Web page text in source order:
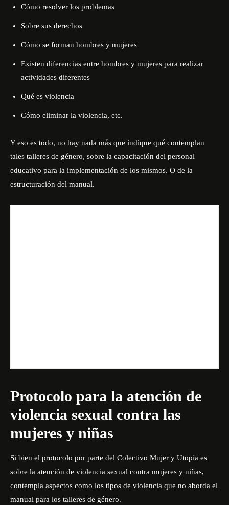
Cómo resolver los problemas
Sobre sus derechos
Cómo se forman hombres y mujeres
Existen diferencias entre hombres y mujeres para realizar
actividades diferentes
Qué es violencia
Cómo eliminar la violencia, etc.
Y eso es todo, no hay nada más que indique qué contemplan
tales talleres de género, sobre la capacitación del personal
educativo para la implementación de los mismos. O de la
estructuración del manual.
Protocolo para la atención de
violencia sexual contra las
mujeres y niñas
Si bien el protocolo por parte del Colectivo Mujer y Utopía es
sobre la atención de violencia sexual contra mujeres y niñas,
contempla aspectos como los tipos de violencia que no aborda el
manual para los talleres de género.